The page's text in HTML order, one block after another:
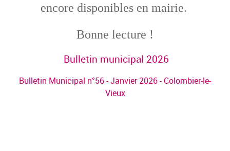
encore disponibles en mairie.
Bonne lecture !
Bulletin municipal 2026
Bulletin Municipal n°56 - Janvier 2026 - Colombier-le-
Vieux